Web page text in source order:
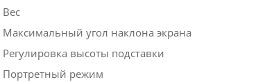
Вес
Максимальный угол наклона экрана
Регулировка высоты подставки
Портретный режим